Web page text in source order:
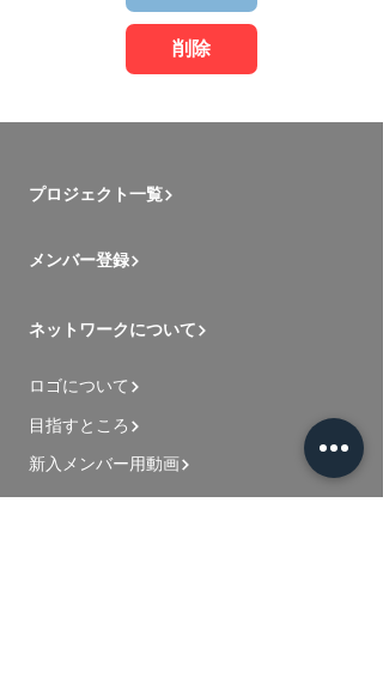
削除
プロジェクト一覧
メンバー登録
ネットワークについて
ロゴについて
目指すところ
新入メンバー用動画